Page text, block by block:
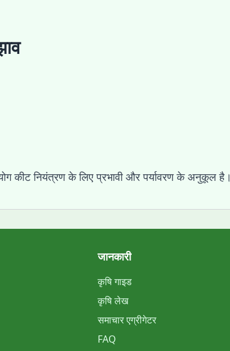
कीट नियंत्रण के लिए प्रभावी और पर्यावरण के अनुकूल है।
जानकारी
कृषि गाइड
कृषि लेख
समाचार एग्रीगेटर
FAQ